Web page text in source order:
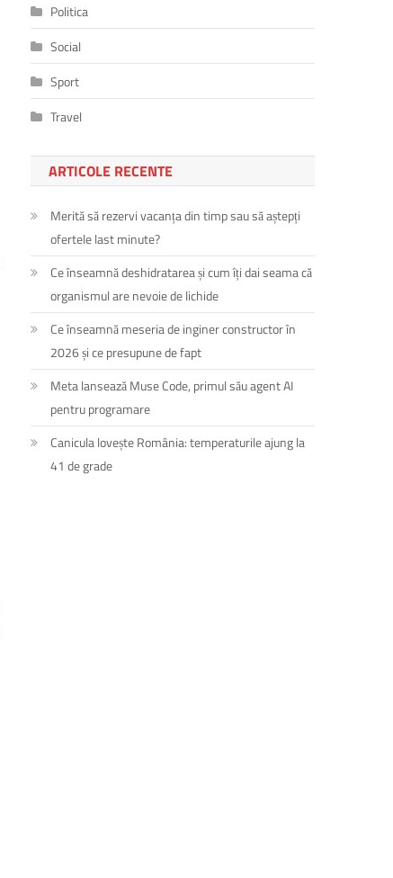
Politica
Social
Sport
Travel
ARTICOLE RECENTE
Merită să rezervi vacanța din timp sau să aștepți
ofertele last minute?
Ce înseamnă deshidratarea și cum îți dai seama că
organismul are nevoie de lichide
Ce înseamnă meseria de inginer constructor în
2026 și ce presupune de fapt
Meta lansează Muse Code, primul său agent AI
pentru programare
Canicula lovește România: temperaturile ajung la
41 de grade